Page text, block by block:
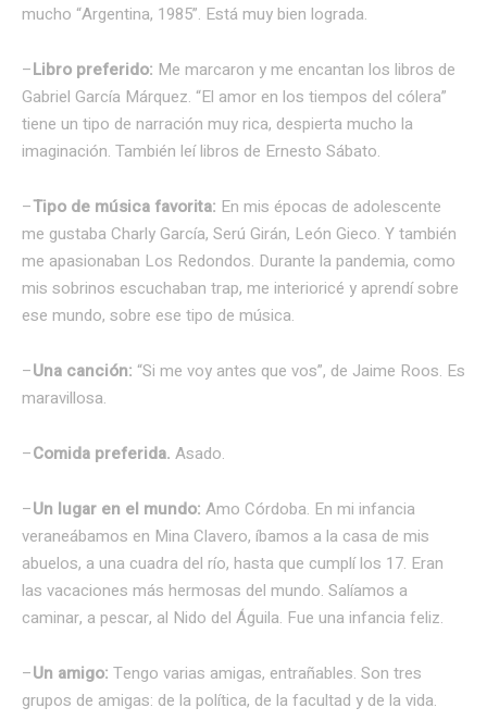
mucho “Argentina, 1985”. Está muy bien lograda.
–Libro preferido: Me marcaron y me encantan los libros de
Gabriel García Márquez. “El amor en los tiempos del cólera”
tiene un tipo de narración muy rica, despierta mucho la
imaginación. También leí libros de Ernesto Sábato.
–Tipo de música favorita: En mis épocas de adolescente
me gustaba Charly García, Serú Girán, León Gieco. Y también
me apasionaban Los Redondos. Durante la pandemia, como
mis sobrinos escuchaban trap, me interioricé y aprendí sobre
ese mundo, sobre ese tipo de música.
–Una canción: “Si me voy antes que vos”, de Jaime Roos. Es
maravillosa.
–Comida preferida. Asado.
–Un lugar en el mundo: Amo Córdoba. En mi infancia
veraneábamos en Mina Clavero, íbamos a la casa de mis
abuelos, a una cuadra del río, hasta que cumplí los 17. Eran
las vacaciones más hermosas del mundo. Salíamos a
caminar, a pescar, al Nido del Águila. Fue una infancia feliz.
–Un amigo: Tengo varias amigas, entrañables. Son tres
grupos de amigas: de la política, de la facultad y de la vida.